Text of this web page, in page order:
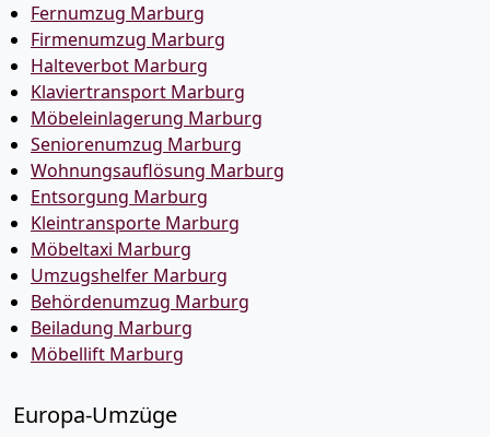
Fernumzug Marburg
Firmenumzug Marburg
Halteverbot Marburg
Klaviertransport Marburg
Möbeleinlagerung Marburg
Seniorenumzug Marburg
Wohnungsauflösung Marburg
Entsorgung Marburg
Kleintransporte Marburg
Möbeltaxi Marburg
Umzugshelfer Marburg
Behördenumzug Marburg
Beiladung Marburg
Möbellift Marburg
Europa-Umzüge